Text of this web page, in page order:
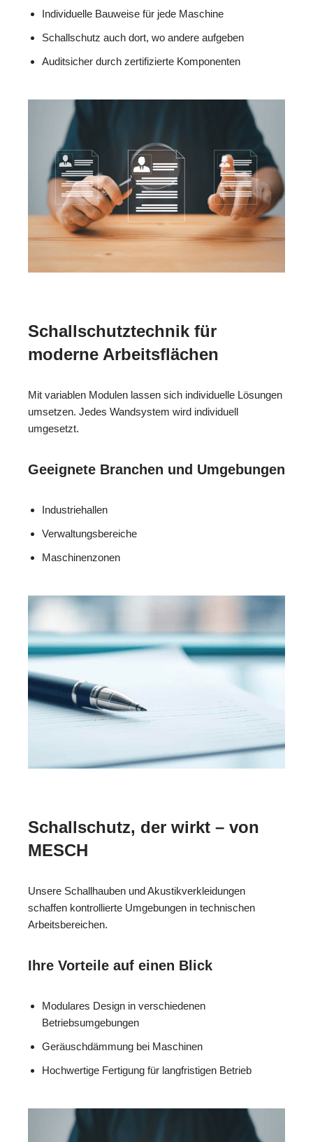
Individuelle Bauweise für jede Maschine
Schallschutz auch dort, wo andere aufgeben
Auditsicher durch zertifizierte Komponenten
Schallschutztechnik für
moderne Arbeitsflächen
Mit variablen Modulen lassen sich individuelle Lösungen
umsetzen. Jedes Wandsystem wird individuell
umgesetzt.
Geeignete Branchen und Umgebungen
Industriehallen
Verwaltungsbereiche
Maschinenzonen
Schallschutz, der wirkt – von
MESCH
Unsere Schallhauben und Akustikverkleidungen
schaffen kontrollierte Umgebungen in technischen
Arbeitsbereichen.
Ihre Vorteile auf einen Blick
Modulares Design in verschiedenen
Betriebsumgebungen
Geräuschdämmung bei Maschinen
Hochwertige Fertigung für langfristigen Betrieb